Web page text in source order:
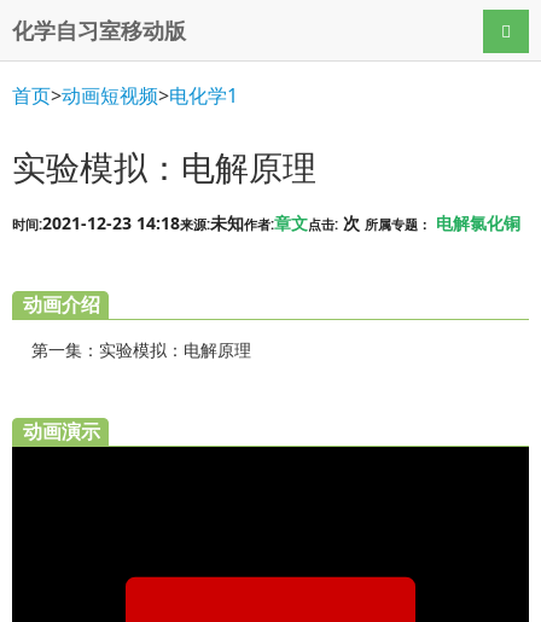
化学自习室移动版 导航
首页>动画短视频>电化学1
实验模拟：电解原理
时间:2021-12-23 14:18来源:未知作者:章文点击: 次 所属专题： 电解氯化铜
动画介绍
第一集：实验模拟：电解原理
动画演示